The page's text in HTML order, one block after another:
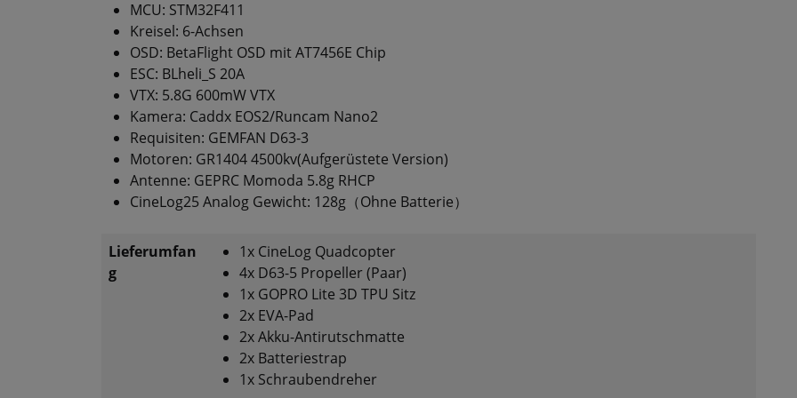
MCU: STM32F411
Kreisel: 6-Achsen
OSD: BetaFlight OSD mit AT7456E Chip
ESC: BLheli_S 20A
VTX: 5.8G 600mW VTX
Kamera: Caddx EOS2/Runcam Nano2
Requisiten: GEMFAN D63-3
Motoren: GR1404 4500kv(Aufgerüstete Version)
Antenne: GEPRC Momoda 5.8g RHCP
CineLog25 Analog Gewicht: 128g（Ohne Batterie）
Lieferumfan
g
1x CineLog Quadcopter
4x D63-5 Propeller (Paar)
1x GOPRO Lite 3D TPU Sitz
2x EVA-Pad
2x Akku-Antirutschmatte
2x Batteriestrap
1x Schraubendreher